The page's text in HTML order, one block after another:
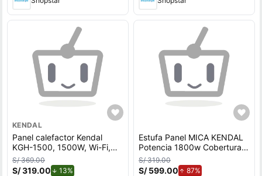
KENDAL
Panel calefactor Kendal
KGH-1500, 1500W, Wi-Fi,
vidrio templado, piso/muro,
negro
S/ 369.00
S/ 319.00 13%
Estufa Panel MICA KENDAL
Potencia 1800w Cobertura
18m2 Instalación Piso/Muro
S/ 319.00
S/ 599.00 87%de aumento.